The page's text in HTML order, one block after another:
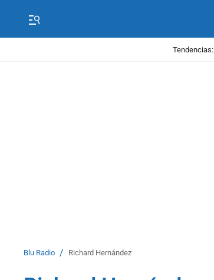
Tendencias:
Blu Radio / Richard Hernández